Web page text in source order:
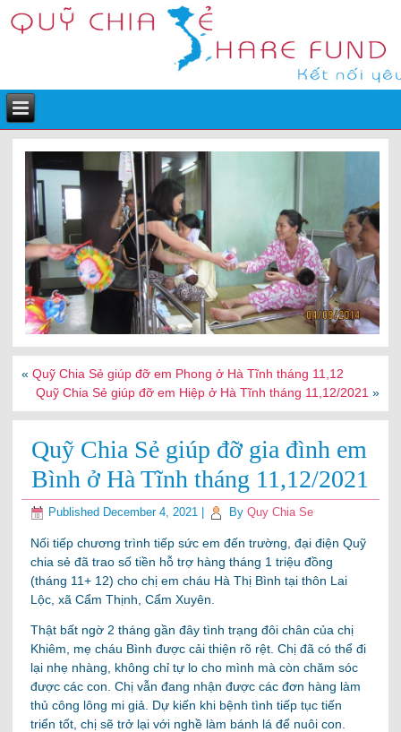
«Quỹ Chia Sẻ giúp đỡ em Phong ở Hà Tĩnh tháng 11,12
Quỹ Chia Sẻ giúp đỡ em Hiệp ở Hà Tĩnh tháng 11,12/2021 »
Quỹ Chia Sẻ giúp đỡ gia đình em
Bình ở Hà Tĩnh tháng 11,12/2021
Published December 4, 2021 By Quy Chia Se
Nối tiếp chương trình tiếp sức em đến trường, đại điện Quỹ
chia sẻ đã trao số tiền hỗ trợ hàng tháng 1 triệu đồng
(tháng 11+ 12) cho chị em cháu Hà Thị Bình tại thôn Lai
Lộc, xã Cẩm Thịnh, Cẩm Xuyên.
Thật bất ngờ 2 tháng gần đây tình trạng đôi chân của chị
Khiêm, mẹ cháu Bình được cải thiện rõ rệt. Chị đã có thể đi
lại nhẹ nhàng, không chỉ tự lo cho mình mà còn chăm sóc
được các con. Chị vẫn đang nhận được các đơn hàng làm
thủ công lông mi giả. Dự kiến khi bệnh tình tiếp tục tiến
triển tốt, chị sẽ trở lại với nghề làm bánh lá để nuôi con.